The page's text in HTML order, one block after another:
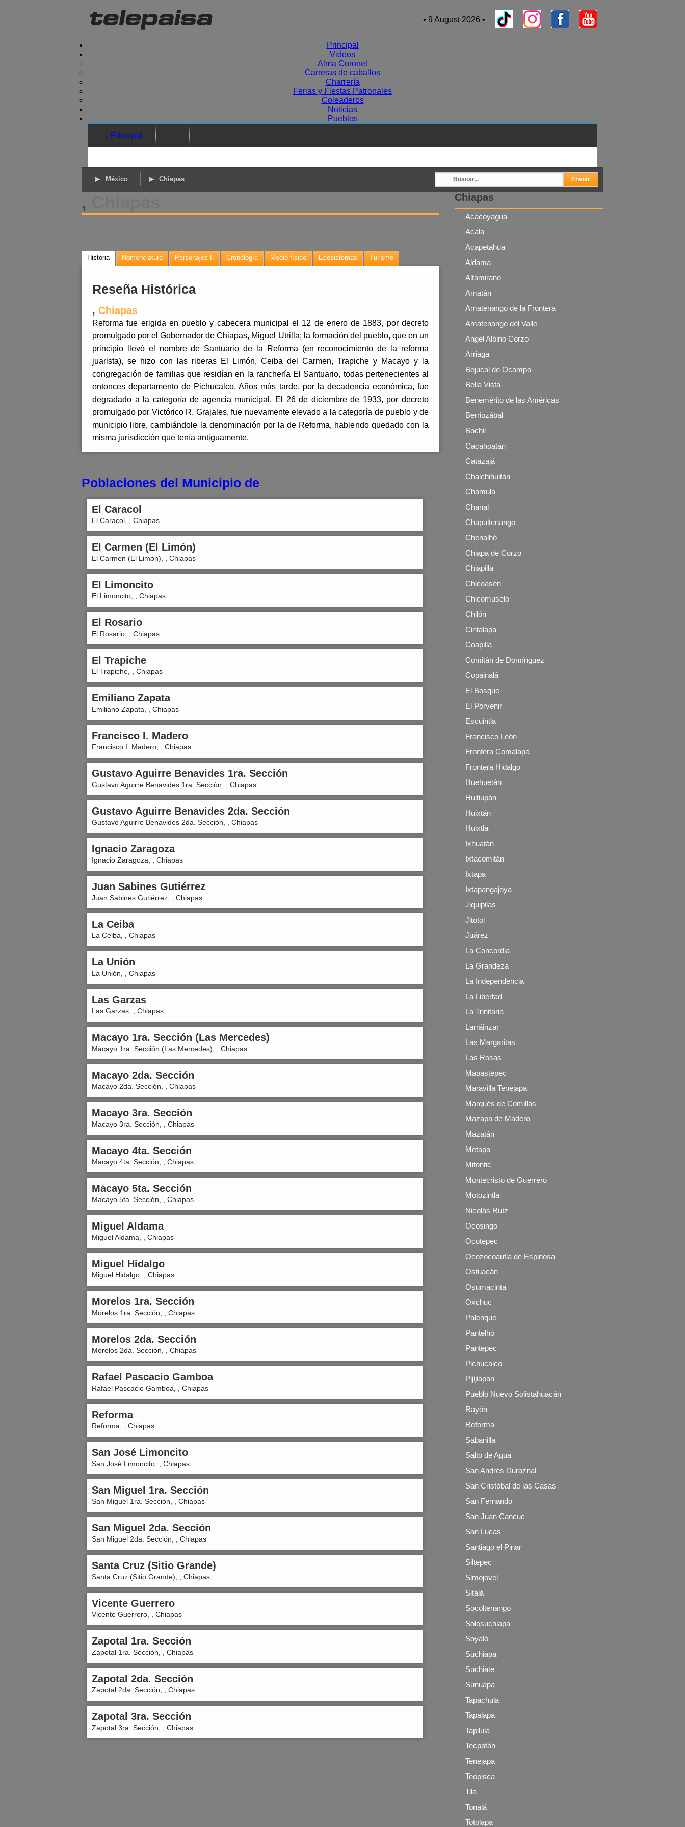
• 9 August 2026 •
Principal
Videos
Alma Coronel
Carreras de caballos
Charrería
Ferias y Fiestas Patronales
Coleaderos
Noticias
Pueblos
→ Principal
→ → →
México Chiapas
,
Historia Nomenclatura Personajes I. Cronología Medio físico Ecosistemas Turismo
Reseña Histórica
, Chiapas
Reforma fue erigida en pueblo y cabecera municipal el 12 de enero de 1883, por decreto
promulgado por el Gobernador de Chiapas, Miguel Utrilla; la formación del pueblo, que en un
principio llevó el nombre de Santuario de la Reforma (en reconocimiento de la reforma
juarista), se hizo con las riberas El Limón, Ceiba del Carmen, Trapiche y Macayo y la
congregación de familias que residían en la ranchería El Santuario, todas pertenecientes al
entonces departamento de Pichucalco. Años más tarde, por la decadencia económica, fue
degradado a la categoría de agencia municipal. El 26 de diciembre de 1933, por decreto
promulgado por Victórico R. Grajales, fue nuevamente elevado a la categoría de pueblo y de
municipio libre, cambiándole la denominación por la de Reforma, habiendo quedado con la
misma jurisdicción que tenía antiguamente.
Poblaciones del Municipio de
El Caracol
El Caracol, , Chiapas
El Carmen (El Limón)
El Carmen (El Limón), , Chiapas
El Limoncito
El Limoncito, , Chiapas
El Rosario
El Rosario, , Chiapas
El Trapiche
El Trapiche, , Chiapas
Emiliano Zapata
Emiliano Zapata, , Chiapas
Francisco I. Madero
Francisco I. Madero, , Chiapas
Gustavo Aguirre Benavides 1ra. Sección
Gustavo Aguirre Benavides 1ra. Sección, , Chiapas
Gustavo Aguirre Benavides 2da. Sección
Gustavo Aguirre Benavides 2da. Sección, , Chiapas
Ignacio Zaragoza
Ignacio Zaragoza, , Chiapas
Juan Sabines Gutiérrez
Juan Sabines Gutiérrez, , Chiapas
La Ceiba
La Ceiba, , Chiapas
La Unión
La Unión, , Chiapas
Las Garzas
Las Garzas, , Chiapas
Macayo 1ra. Sección (Las Mercedes)
Macayo 1ra. Sección (Las Mercedes), , Chiapas
Macayo 2da. Sección
Macayo 2da. Sección, , Chiapas
Macayo 3ra. Sección
Macayo 3ra. Sección, , Chiapas
Macayo 4ta. Sección
Macayo 4ta. Sección, , Chiapas
Macayo 5ta. Sección
Macayo 5ta. Sección, , Chiapas
Miguel Aldama
Miguel Aldama, , Chiapas
Miguel Hidalgo
Miguel Hidalgo, , Chiapas
Morelos 1ra. Sección
Morelos 1ra. Sección, , Chiapas
Morelos 2da. Sección
Morelos 2da. Sección, , Chiapas
Rafael Pascacio Gamboa
Rafael Pascacio Gamboa, , Chiapas
Reforma
Reforma, , Chiapas
San José Limoncito
San José Limoncito, , Chiapas
San Miguel 1ra. Sección
San Miguel 1ra. Sección, , Chiapas
San Miguel 2da. Sección
San Miguel 2da. Sección, , Chiapas
Santa Cruz (Sitio Grande)
Santa Cruz (Sitio Grande), , Chiapas
Vicente Guerrero
Vicente Guerrero, , Chiapas
Zapotal 1ra. Sección
Zapotal 1ra. Sección, , Chiapas
Zapotal 2da. Sección
Zapotal 2da. Sección, , Chiapas
Zapotal 3ra. Sección
Zapotal 3ra. Sección, , Chiapas
Chiapas
Acacoyagua
Acala
Acapetahua
Aldama
Altamirano
Amatán
Amatenango de la Frontera
Amatenango del Valle
Angel Albino Corzo
Arriaga
Bejucal de Ocampo
Bella Vista
Benemérito de las Américas
Berriozábal
Bochil
Cacahoatán
Catazajá
Chalchihuitán
Chamula
Chanal
Chapultenango
Chenalhó
Chiapa de Corzo
Chiapilla
Chicoasén
Chicomuselo
Chilón
Cintalapa
Coapilla
Comitán de Domínguez
Copainalá
El Bosque
El Porvenir
Escuintla
Francisco León
Frontera Comalapa
Frontera Hidalgo
Huehuetán
Huitiupán
Huixtán
Huixtla
Ixhuatán
Ixtacomitán
Ixtapa
Ixtapangajoya
Jiquipilas
Jitotol
Juárez
La Concordia
La Grandeza
La Independencia
La Libertad
La Trinitaria
Larráinzar
Las Margaritas
Las Rosas
Mapastepec
Maravilla Tenejapa
Marqués de Comillas
Mazapa de Madero
Mazatán
Metapa
Mitontic
Montecristo de Guerrero
Motozintla
Nicolás Ruíz
Ocosingo
Ocotepec
Ocozocoautla de Espinosa
Ostuacán
Osumacinta
Oxchuc
Palenque
Pantelhó
Pantepec
Pichucalco
Pijijiapan
Pueblo Nuevo Solistahuacán
Rayón
Reforma
Sabanilla
Salto de Agua
San Andrés Duraznal
San Cristóbal de las Casas
San Fernando
San Juan Cancuc
San Lucas
Santiago el Pinar
Siltepec
Simojovel
Sitalá
Socoltenango
Solosuchiapa
Soyaló
Suchiapa
Suchiate
Sunuapa
Tapachula
Tapalapa
Tapilula
Tecpatán
Tenejapa
Teopisca
Tila
Tonalá
Totolapa